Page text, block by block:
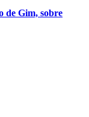
de Gim, sobre